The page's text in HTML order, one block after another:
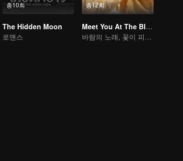
총10회
The Hidden Moon
로맨스
총12회
Meet You At The Blossom
바람의 노래, 꽃이 피기를 기다리며